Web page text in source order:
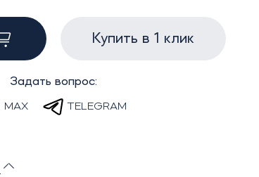
Купить в 1 клик
Задать вопрос:
MAX TELEGRAM